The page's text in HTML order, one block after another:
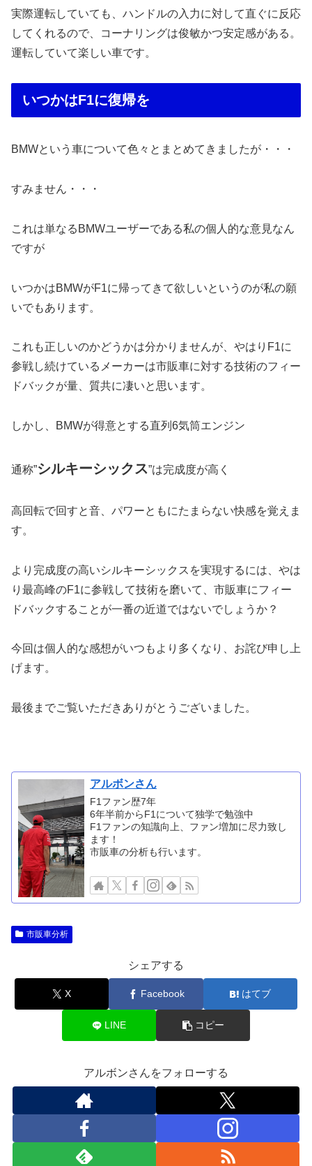
実際運転していても、ハンドルの入力に対して直ぐに反応
してくれるので、コーナリングは俊敏かつ安定感がある。
運転していて楽しい車です。
いつかはF1に復帰を
BMWという車について色々とまとめてきましたが・・・
すみません・・・
これは単なるBMWユーザーである私の個人的な意見なん
ですが
いつかはBMWがF1に帰ってきて欲しいというのが私の願
いでもあります。
これも正しいのかどうかは分かりませんが、やはりF1に
参戦し続けているメーカーは市販車に対する技術のフィー
ドバックが量、質共に凄いと思います。
しかし、BMWが得意とする直列6気筒エンジン
通称”シルキーシックス”は完成度が高く
高回転で回すと音、パワーともにたまらない快感を覚えま
す。
より完成度の高いシルキーシックスを実現するには、やは
り最高峰のF1に参戦して技術を磨いて、市販車にフィー
ドバックすることが一番の近道ではないでしょうか？
今回は個人的な感想がいつもより多くなり、お詫び申し上
げます。
最後までご覧いただきありがとうございました。
アルボンさん
F1ファン歴7年
6年半前からF1について独学で勉強中
F1ファンの知識向上、ファン増加に尽力致し
ます！
市販車の分析も行います。
市販車分析
シェアする
X Facebook はてブ
LINE コピー
アルボンさんをフォローする